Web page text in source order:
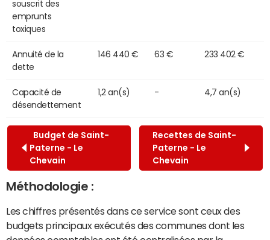
souscrit des
emprunts
toxiques
Annuité de la
dette
146 440 € 63 € 233 402 €
Capacité de
désendettement
1,2 an(s) - 4,7 an(s)
Budget de Saint-
Paterne - Le
Chevain
Recettes de Saint-
Paterne - Le
Chevain
Méthodologie :
Les chiffres présentés dans ce service sont ceux des
budgets principaux exécutés des communes dont les